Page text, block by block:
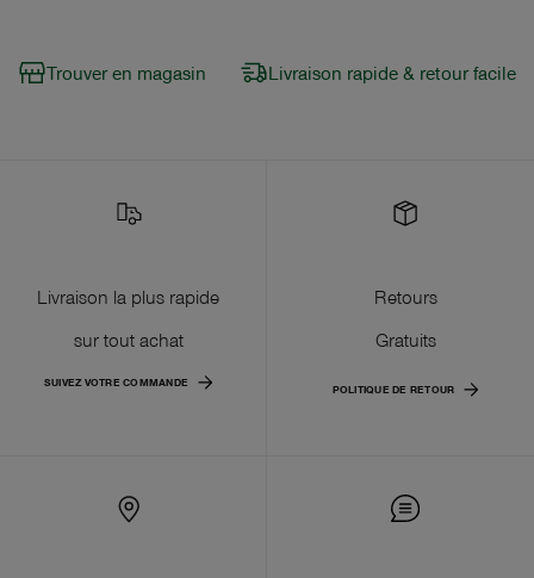
Trouver en magasin Livraison rapide & retour facile
Livraison la plus rapide
sur tout achat
SUIVEZ VOTRE COMMANDE
Retours
Gratuits
POLITIQUE DE RETOUR